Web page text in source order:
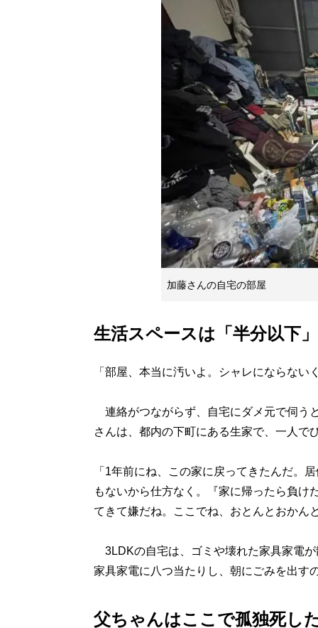
加藤さんの自宅の部屋
生活スペースは「半分以下
「部屋、本当に汚いよ。シャレにならない
連絡がつながらず、自宅にダメ元で伺う
さんは、都内の下町にある生家で、一人で
「1年前にね、この家に戻ってきたんだ。
もないから仕方なく。『家に帰ったら負け
てきて嫌だね。ここでね、おとんとおかん
3LDKの自宅は、ゴミや壊れた家具家電
家具家電に八つ当たりし、朝にごみを出す
父ちゃんはここで孤独死し